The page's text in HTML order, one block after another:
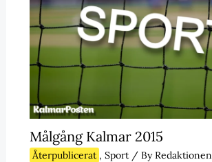
Målgång Kalmar 2015
Återpublicerat , Sport/ ByRedaktionen